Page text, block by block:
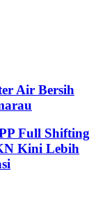
Air Bersih
Full Shifting
Kini Lebih